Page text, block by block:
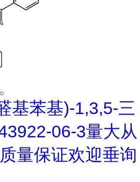
基苯基)-1,3,5-三
06-3量大从
量保证欢迎垂询